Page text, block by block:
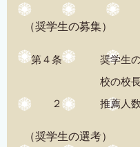
（奨学生の募集）
第４条
奨学生
校の校
２
推薦人
（奨学生の選考）